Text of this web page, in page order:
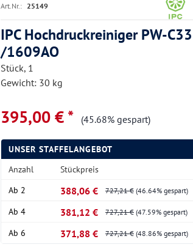
Art.Nr.: 25149
IPC Hochdruckreiniger PW-C33
/1609AO
Stück, 1
Gewicht: 30 kg
395,00 € * (45.68% gespart)
UNSER STAFFELANGEBOT
Anzahl
Stückpreis
Ab 2 388,06 € 727,21 € (46.64% gespart)
Ab 4 381,12 € 727,21 € (47.59% gespart)
Ab 6 371,88 € 727,21 € (48.86% gespart)